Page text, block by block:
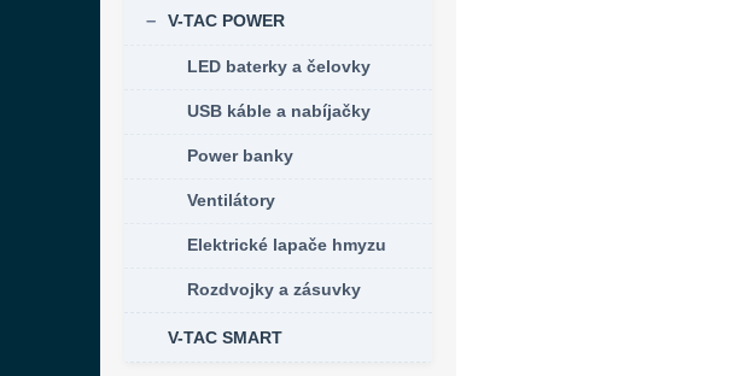
V-TAC POWER
LED baterky a čelovky
USB káble a nabíjačky
Power banky
Ventilátory
Elektrické lapače hmyzu
Rozdvojky a zásuvky
V-TAC SMART